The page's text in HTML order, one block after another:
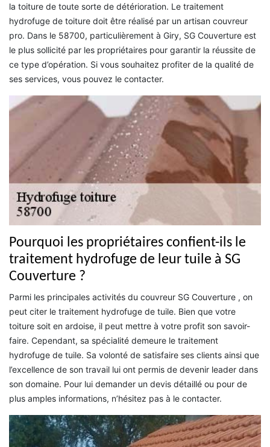
la toiture de toute sorte de détérioration. Le traitement
hydrofuge de toiture doit être réalisé par un artisan couvreur
pro. Dans le 58700, particulièrement à Giry, SG Couverture est
le plus sollicité par les propriétaires pour garantir la réussite de
ce type d’opération. Si vous souhaitez profiter de la qualité de
ses services, vous pouvez le contacter.
Pourquoi les propriétaires confient-ils le
traitement hydrofuge de leur tuile à SG
Couverture ?
Parmi les principales activités du couvreur SG Couverture , on
peut citer le traitement hydrofuge de tuile. Bien que votre
toiture soit en ardoise, il peut mettre à votre profit son savoir-
faire. Cependant, sa spécialité demeure le traitement
hydrofuge de tuile. Sa volonté de satisfaire ses clients ainsi que
l’excellence de son travail lui ont permis de devenir leader dans
son domaine. Pour lui demander un devis détaillé ou pour de
plus amples informations, n’hésitez pas à le contacter.